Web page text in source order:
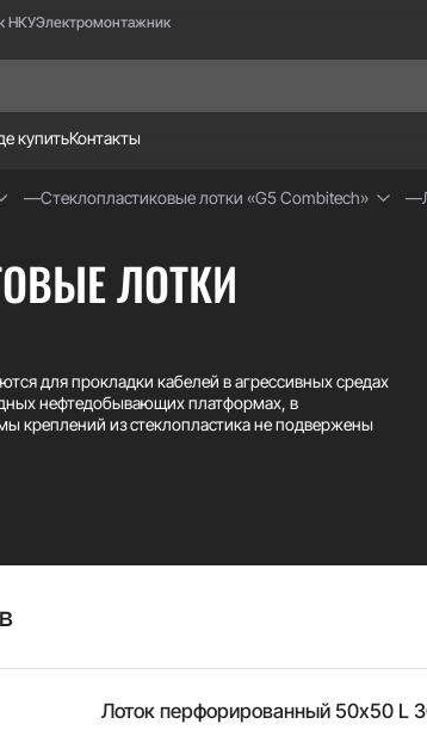
НКУЭлектромонтажник
купитьКонтакты
Стеклопластиковые лотки «G5 Combitech»
ЛОТКИ
для прокладки кабелей в агрессивных средах
нефтедобывающих платформах, в
креплений из стеклопластика не подвержены
к различным агрессивным средам, в том
Лоток перфорированный 50х50 L